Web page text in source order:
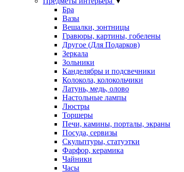
Бра
Вазы
Вешалки, зонтницы
Гравюры, картины, гобелены
Другое (Для Подарков)
Зеркала
Зольники
Канделябры и подсвечники
Колокола, колокольчики
Латунь, медь, олово
Настольные лампы
Люстры
Торшеры
Печи, камины, порталы, экраны
Посуда, сервизы
Скульптуры, статуэтки
Фарфор, керамика
Чайники
Часы